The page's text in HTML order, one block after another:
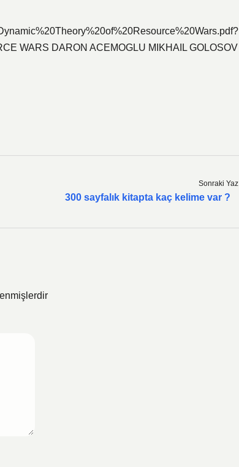
WARS DARON ACEMOGLU MIKHAIL GOLOSOV
Sonraki
300 sayfalık kitapta kaç kelime var ?